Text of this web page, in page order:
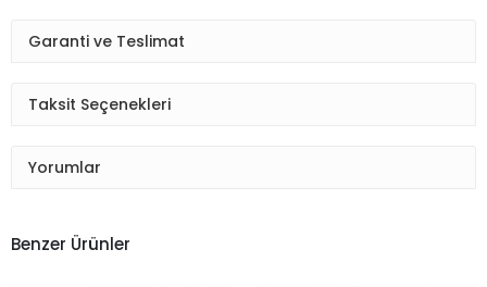
Garanti ve Teslimat
Taksit Seçenekleri
Yorumlar
Benzer Ürünler